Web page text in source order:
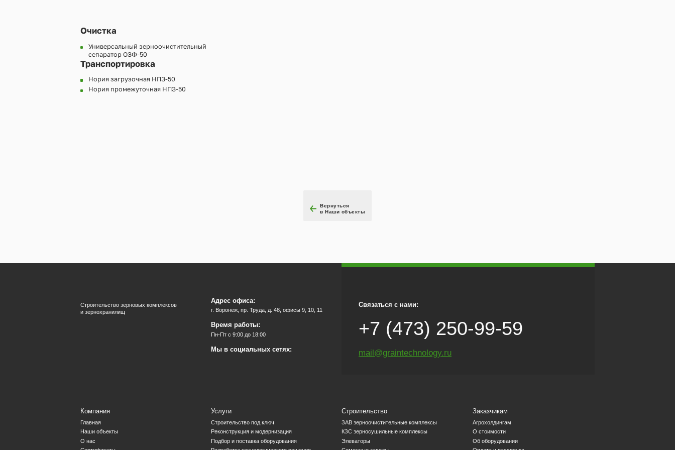
Очистка
Универсальный зерноочистительный
сепаратор ОЗФ-50
Транспортировка
Нория загрузочная НПЗ-50
Нория промежуточная НПЗ-50
Вернуться
в Наши объекты
Строительство зерновых комплексов
и зернохранилищ
Адрес офиса:
г. Воронеж, пр. Труда, д. 48, офисы 9, 10, 11
Время работы:
Пн-Пт с 9:00 до 18:00
Мы в социальных сетях:
Связаться с нами:
+7 (473) 250-99-59
mail@graintechnology.ru
Компания
Главная
Наши объекты
О нас
Услуги
Строительство под ключ
Реконструкция и модернизация
Подбор и поставка оборудования
Строительство
ЗАВ зерноочистительные комплексы
КЗС зерносушильные комплексы
Элеваторы
Заказчикам
Агрохолдингам
О стоимости
Об оборудовании